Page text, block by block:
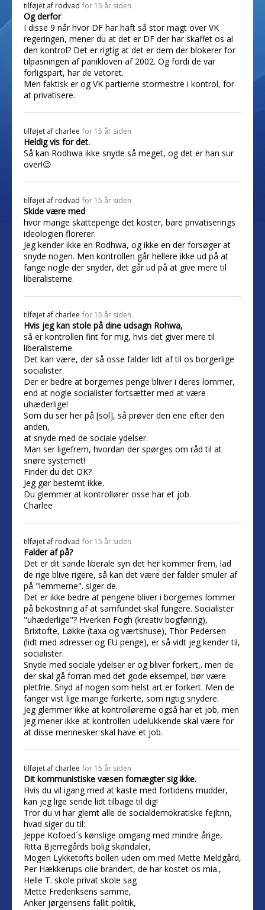
tilføjet af rodvad for 15 år siden
Og derfor
I disse 9 når hvor DF har haft så stor magt over VK
regeringen, mener du at det er DF der har skaffet os al
den kontrol? Det er rigtig at det er dem der blokerer for
tilpasningen af panikloven af 2002. Og fordi de var
forligspart, har de vetoret.
Men faktisk er og VK partierne stormestre i kontrol, for
at privatisere.
tilføjet af charlee for 15 år siden
Heldig vis for det.
Så kan Rodhwa ikke snyde så meget, og det er han sur
over!😉
tilføjet af rodvad for 15 år siden
Skide være med
hvor mange skattepenge det koster, bare privatiserings
ideologien florerer.
Jeg kender ikke en Rodhwa, og ikke en der forsøger at
snyde nogen. Men kontrollen går hellere ikke ud på at
fange nogle der snyder, det går ud på at give mere til
liberalisterne.
tilføjet af charlee for 15 år siden
Hvis jeg kan stole på dine udsagn Rohwa,
så er kontrollen fint for mig, hvis det giver mere til
liberalisterne.
Det kan være, der så osse falder lidt af til os borgerlige
socialister.
Der er bedre at borgernes penge bliver i deres lommer,
end at nogle socialister fortsætter med at være
uhæderlige!
Som du ser her på [sol], så prøver den ene efter den
anden,
at snyde med de sociale ydelser.
Man ser ligefrem, hvordan der spørges om råd til at
snøre systemet!
Finder du det OK?
Jeg gør bestemt ikke.
Du glemmer at kontrollører osse har et job.
Charlee
tilføjet af rodvad for 15 år siden
Falder af på?
Det er dit sande liberale syn det her kommer frem, lad
de rige blive rigere, så kan det være der falder smuler af
på "lemmerne". siger de.
Det er ikke bedre at pengene bliver i borgernes lommer
på bekostning af at samfundet skal fungere. Socialister
"uhæderlige"? Hverken Fogh (kreativ bogføring),
Brixtofte, Løkke (taxa og værtshuse), Thor Pedersen
(lidt med adresser og EU penge), er så vidt jeg kender til,
socialister.
Snyde med sociale ydelser er og bliver forkert,. men de
der skal gå forran med det gode eksempel, bør være
pletfrie. Snyd af nogen som helst art er forkert. Men de
fanger vist lige mange forkerte, som rigtig snydere.
Jeg glemmer ikke at kontrollørerne også har et job, men
jeg mener ikke at kontrollen udelukkende skal være for
at disse mennesker skal have et job.
tilføjet af charlee for 15 år siden
Dit kommunistiske væsen fornægter sig ikke.
Hvis du vil igang med at kaste med fortidens mudder,
kan jeg lige sende lidt tilbage til dig!
Tror du vi har glemt alle de socialdemokratiske fejltrin,
hvad siger du til:
Jeppe Kofoed´s kønslige omgang med mindre årige,
Ritta Bjerregårds bolig skandaler,
Mogen Lykketofts bollen uden om med Mette Meldgård,
Per Hækkerups olie brandert, de har kostet os mia.,
Helle T. skole privat skole sag
Mette Frederiksens samme,
Anker jørgensens fallit politik,